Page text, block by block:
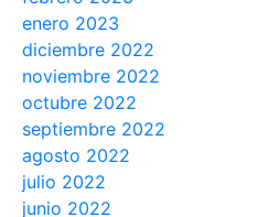
enero 2023
diciembre 2022
noviembre 2022
octubre 2022
septiembre 2022
agosto 2022
julio 2022
junio 2022